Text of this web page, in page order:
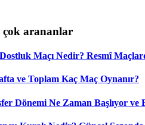
çok arananlar
Dostluk Maçı Nedir? Resmî
ve Toplam Kaç Maç Oynanır?
Dönemi Ne Zaman Başlıyor ve